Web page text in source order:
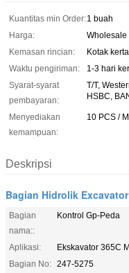
Kuantitas min Order:1 buah
Harga:
Wholesale
Kemasan rincian:
Kotak
Waktu pengiriman:
1-3 hari
Syarat-syarat
pembayaran:
T/T,
HSBC,
Menyediakan
kemampuan:
10 PCS /
Deskripsi
Bagian Hidrolik Excavator
Bagian
nama::
Kontrol Gp-Peda
Aplikasi:
Ekskavator 365C
Bagian No: 247-5275